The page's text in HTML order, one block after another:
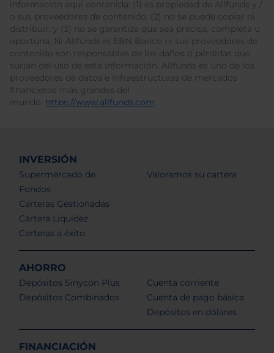
información aquí contenida: (1) es propiedad de Allfunds y /
o sus proveedores de contenido; (2) no se puede copiar ni
distribuir; y (3) no se garantiza que sea precisa, completa u
oportuna. Ni Allfunds ni EBN Banco ni sus proveedores de
contenido son responsables de los daños o pérdidas que
surjan del uso de esta información. Allfunds es uno de los
proveedores de datos e infraestructuras de mercados
financieros más grandes del
mundo. https://www.allfunds.com.
INVERSIÓN
Supermercado de
Fondos
Carteras Gestionadas
Cartera Liquidez
Carteras a éxito
Valoramos su cartera
AHORRO
Depósitos Sinycon Plus
Depósitos Combinados
Cuenta corriente
Cuenta de pago básica
Depósitos en dólares
FINANCIACIÓN